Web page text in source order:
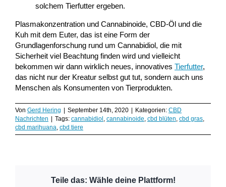
solchem Tierfutter ergeben.
Plasmakonzentration und Cannabinoide, CBD-Öl und die
Kuh mit dem Euter, das ist eine Form der
Grundlagenforschung rund um Cannabidiol, die mit
Sicherheit viel Beachtung finden wird und vielleicht
bekommen wir dann wirklich neues, innovatives Tierfutter,
das nicht nur der Kreatur selbst gut tut, sondern auch uns
Menschen als Konsumenten von Tierprodukten.
Von Gerd Hering | September 14th, 2020 | Kategorien: CBD
Nachrichten | Tags: cannabidiol, cannabinoide, cbd blüten, cbd gras,
cbd marihuana, cbd tiere
Teile das: Wähle deine Plattform!